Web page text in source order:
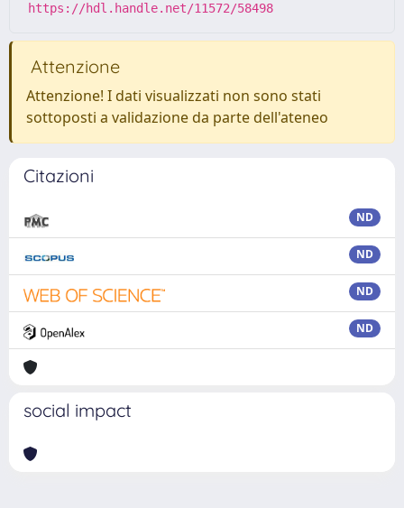
https://hdl.handle.net/11572/58498
Attenzione
Attenzione! I dati visualizzati non sono stati
sottoposti a validazione da parte dell'ateneo
Citazioni
ND
ND
ND
ND
social impact